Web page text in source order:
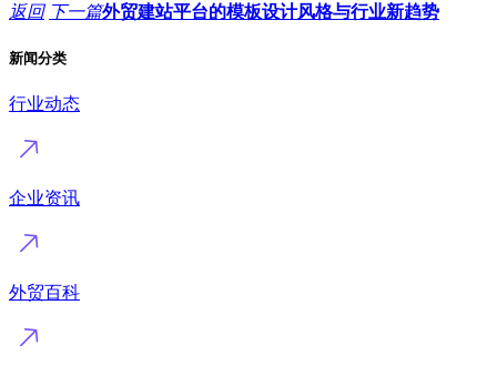
返回 下一篇外贸建站平台的模板设计风格与行业新趋势
新闻分类
行业动态
企业资讯
外贸百科